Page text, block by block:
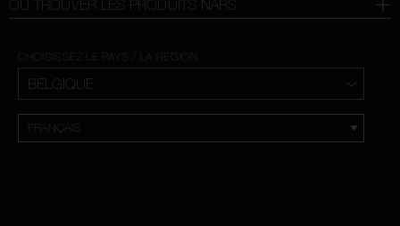
OÙ TROUVER LES PRODUITS NARS
CHOISISSEZ LE PAYS / LA REGION